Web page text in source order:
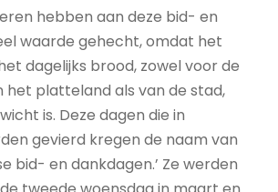
hebben aan deze bid- en
waarde gehecht, omdat het
dagelijks brood, zowel voor de
het platteland als van de stad,
is. Deze dagen die in
gevierd kregen de naam van
bid- en dankdagen.’ Ze werden